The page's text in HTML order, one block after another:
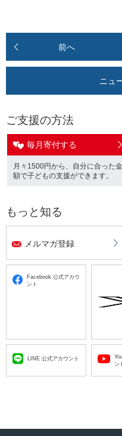
前へ
ニュ
ご支援の方法
毎月寄付する
月々1500円から、自分に合った金
額で子どもの支援ができます。
もっと知る
メルマガ登録
Facebook 公式アカウ
ント
LINE 公式アカウント
ン